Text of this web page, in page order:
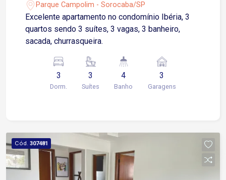
Parque Campolim - Sorocaba/SP
Excelente apartamento no condomínio Ibéria, 3
quartos sendo 3 suítes, 3 vagas, 3 banheiro,
sacada, churrasqueira.
3
Dorm.
3
Suítes
4
Banho
3
Garagens
Cód. 307481